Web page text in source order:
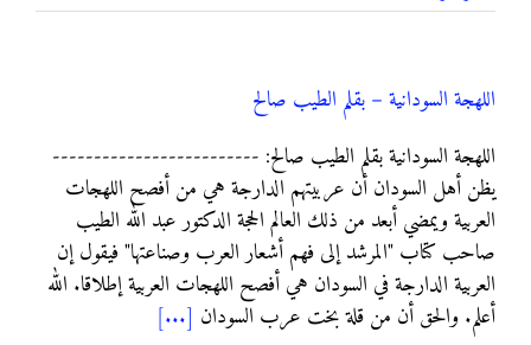
اللهجة السودانية – بقلم الطيب صالح
اللهجة السودانية بقلم الطيب صالح: -------------------------
يظن أهل السودان أن عربيتهم الدارجة هي من أفصح اللهجات
العربية ويمضي أبعد من ذلك العالم الحجة الدكتور عبد الله الطيب
صاحب كتاب "المرشد إلى فهم أشعار العرب وصناعتها" فيقول إن
العربية الدارجة في السودان هي أفصح اللهجات العربية إطلاقا. الله
أعلم. والحق أن من قلة بخت عرب السودان [...]